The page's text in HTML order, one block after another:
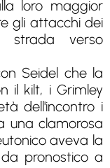
loro maggior
gli attacchi dei
strada verso
Seidel che la
il kilt, i Grimley
dell'incontro i
una clamorosa
aveva la
pronostico a